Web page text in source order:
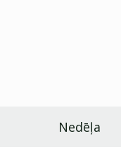
Nedēļa